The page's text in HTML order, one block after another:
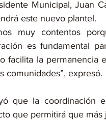
Municipal, Juan
este nuevo plantel.
muy contentos
es fundamental
facilita la permanencia
comunidades”, expresó.
que la coordinación
que permitirá que